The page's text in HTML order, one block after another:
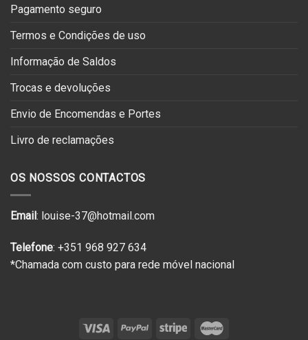
Pagamento seguro
Termos e Condições de uso
Informação de Saldos
Trocas e devoluções
Envio de Encomendas e Portes
Livro de reclamações
OS NOSSOS CONTACTOS
Email: louise-37@hotmail.com
Telefone: +351 968 927 634
*Chamada com custo para rede móvel nacional